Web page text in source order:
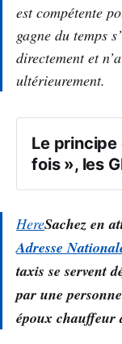
est compétente
gagne du temps
directement et
ultérieurement.
Le principe
fois », les
HereSachez en
Adresse
taxis se servent
par une
époux chauffeur